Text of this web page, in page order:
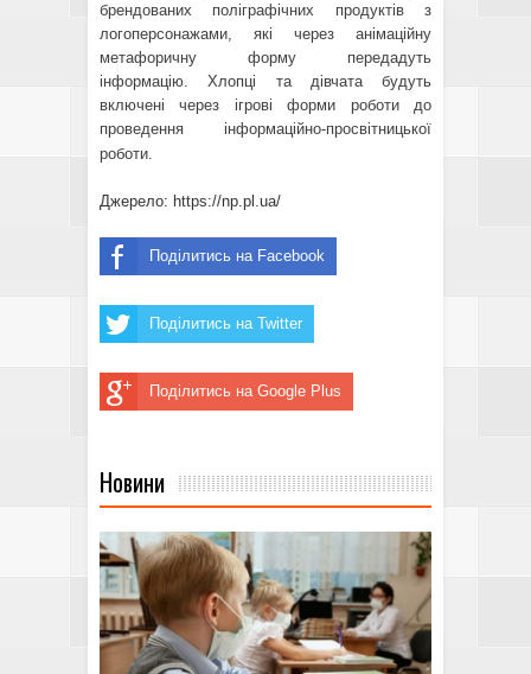
брендованих поліграфічних продуктів з
логоперсонажами, які через анімаційну
метафоричну форму передадуть
інформацію. Хлопці та дівчата будуть
включені через ігрові форми роботи до
проведення інформаційно-просвітницької
роботи.
Джерело: https://np.pl.ua/
Поділитись на Facebook
Поділитись на Twitter
Поділитись на Google Plus
Новини